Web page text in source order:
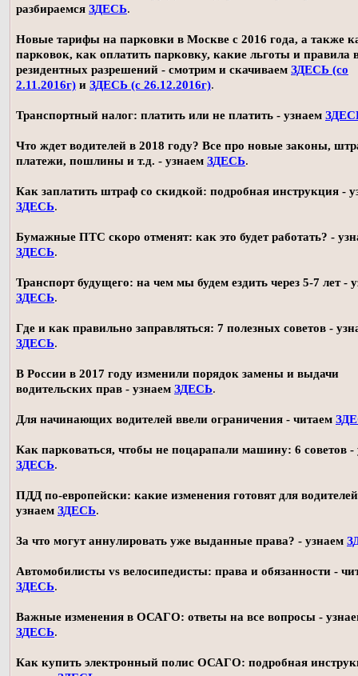
разбираемся ЗДЕСЬ.
Новые тарифы на парковки в Москве с 2016 года, а также
парковок, как оплатить парковку, какие льготы и правила
резидентных разрешений - смотрим и скачиваем ЗДЕСЬ (со
2.11.2016г) и ЗДЕСЬ (с 26.12.2016г).
Транспортный налог: платить или не платить - узнаем
Что ждет водителей в 2018 году? Все про новые законы,
платежи, пошлины и т.д. - узнаем ЗДЕСЬ.
Как заплатить штраф со скидкой: подробная инструкция -
ЗДЕСЬ.
Бумажные ПТС скоро отменят: как это будет работать? -
ЗДЕСЬ.
Транспорт будущего: на чем мы будем ездить через 5-7 лет -
ЗДЕСЬ.
Где и как правильно заправляться: 7 полезных советов -
ЗДЕСЬ.
В России в 2017 году изменили порядок замены и выдачи
водительских прав - узнаем ЗДЕСЬ.
Для начинающих водителей ввели ограничения - читаем
Как парковаться, чтобы не поцарапали машину: 6 советов -
ЗДЕСЬ.
ПДД по-европейски: какие изменения готовят для
узнаем ЗДЕСЬ.
За что могут аннулировать уже выданные права? - узнаем
Автомобилисты vs велосипедисты: права и обязанности -
ЗДЕСЬ.
Важные изменения в ОСАГО: ответы на все вопросы -
ЗДЕСЬ.
Как купить электронный полис ОСАГО: подробная